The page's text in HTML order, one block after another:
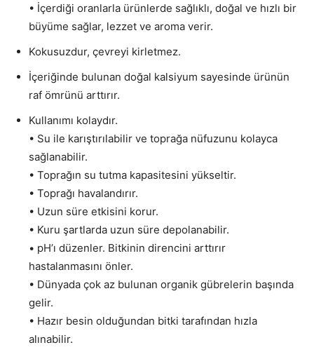
• İçerdiği oranlarla ürünlerde sağlıklı, doğal ve hızlı bir
büyüme sağlar, lezzet ve aroma verir.
Kokusuzdur, çevreyi kirletmez.
İçeriğinde bulunan doğal kalsiyum sayesinde ürünün
raf ömrünü arttırır.
Kullanımı kolaydır.
• Su ile karıştırılabilir ve toprağa nüfuzunu kolayca
sağlanabilir.
• Toprağın su tutma kapasitesini yükseltir.
• Toprağı havalandırır.
• Uzun süre etkisini korur.
• Kuru şartlarda uzun süre depolanabilir.
• pH’ı düzenler. Bitkinin direncini arttırır
hastalanmasını önler.
• Dünyada çok az bulunan organik gübrelerin başında
gelir.
• Hazır besin olduğundan bitki tarafından hızla
alınabilir.